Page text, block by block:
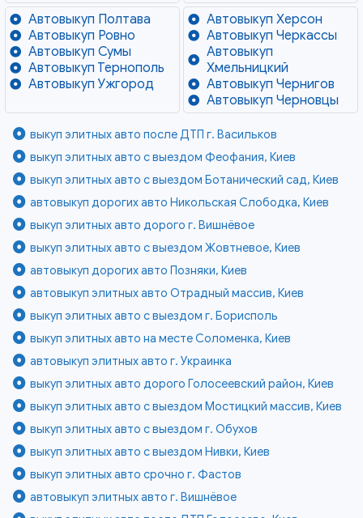
Автовыкуп Полтава
Автовыкуп Ровно
Автовыкуп Сумы
Автовыкуп Тернополь
Автовыкуп Ужгород
Автовыкуп Херсон
Автовыкуп Черкассы
Автовыкуп
Хмельницкий
Автовыкуп Чернигов
Автовыкуп Черновцы
выкуп элитных авто после ДТП г. Васильков
выкуп элитных авто с выездом Феофания, Киев
выкуп элитных авто с выездом Ботанический сад, Киев
автовыкуп дорогих авто Никольская Слободка, Киев
выкуп элитных авто дорого г. Вишнёвое
выкуп элитных авто с выездом Жовтневое, Киев
автовыкуп дорогих авто Позняки, Киев
автовыкуп элитных авто Отрадный массив, Киев
выкуп элитных авто с выездом г. Борисполь
выкуп элитных авто на месте Соломенка, Киев
автовыкуп элитных авто г. Украинка
выкуп элитных авто дорого Голосеевский район, Киев
выкуп элитных авто с выездом Мостицкий массив, Киев
выкуп элитных авто с выездом г. Обухов
выкуп элитных авто с выездом Нивки, Киев
выкуп элитных авто срочно г. Фастов
автовыкуп элитных авто г. Вишнёвое